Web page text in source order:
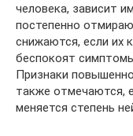
человека, зависит
постепенно
снижаются, если их
беспокоят
Признаки
также отмечаются,
меняется степень